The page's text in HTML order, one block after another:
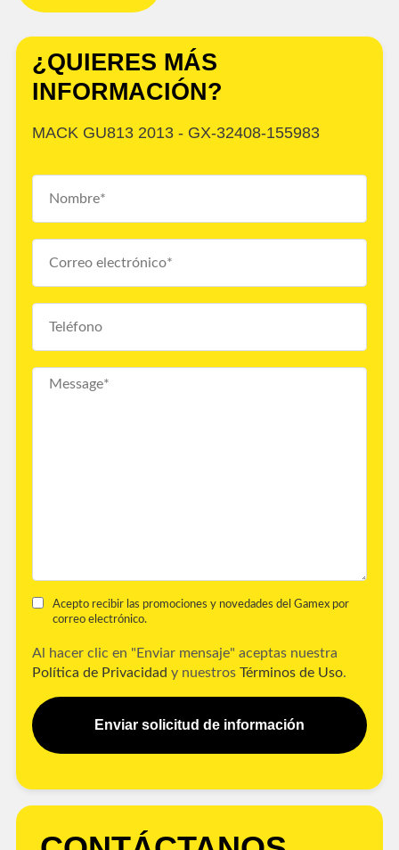
¿QUIERES MÁS
INFORMACIÓN?
MACK GU813 2013 - GX-32408-155983
Acepto recibir las promociones y novedades del Gamex por
correo electrónico.
Al hacer clic en "Enviar mensaje" aceptas nuestra
Política de Privacidad y nuestros Términos de Uso.
Enviar solicitud de información